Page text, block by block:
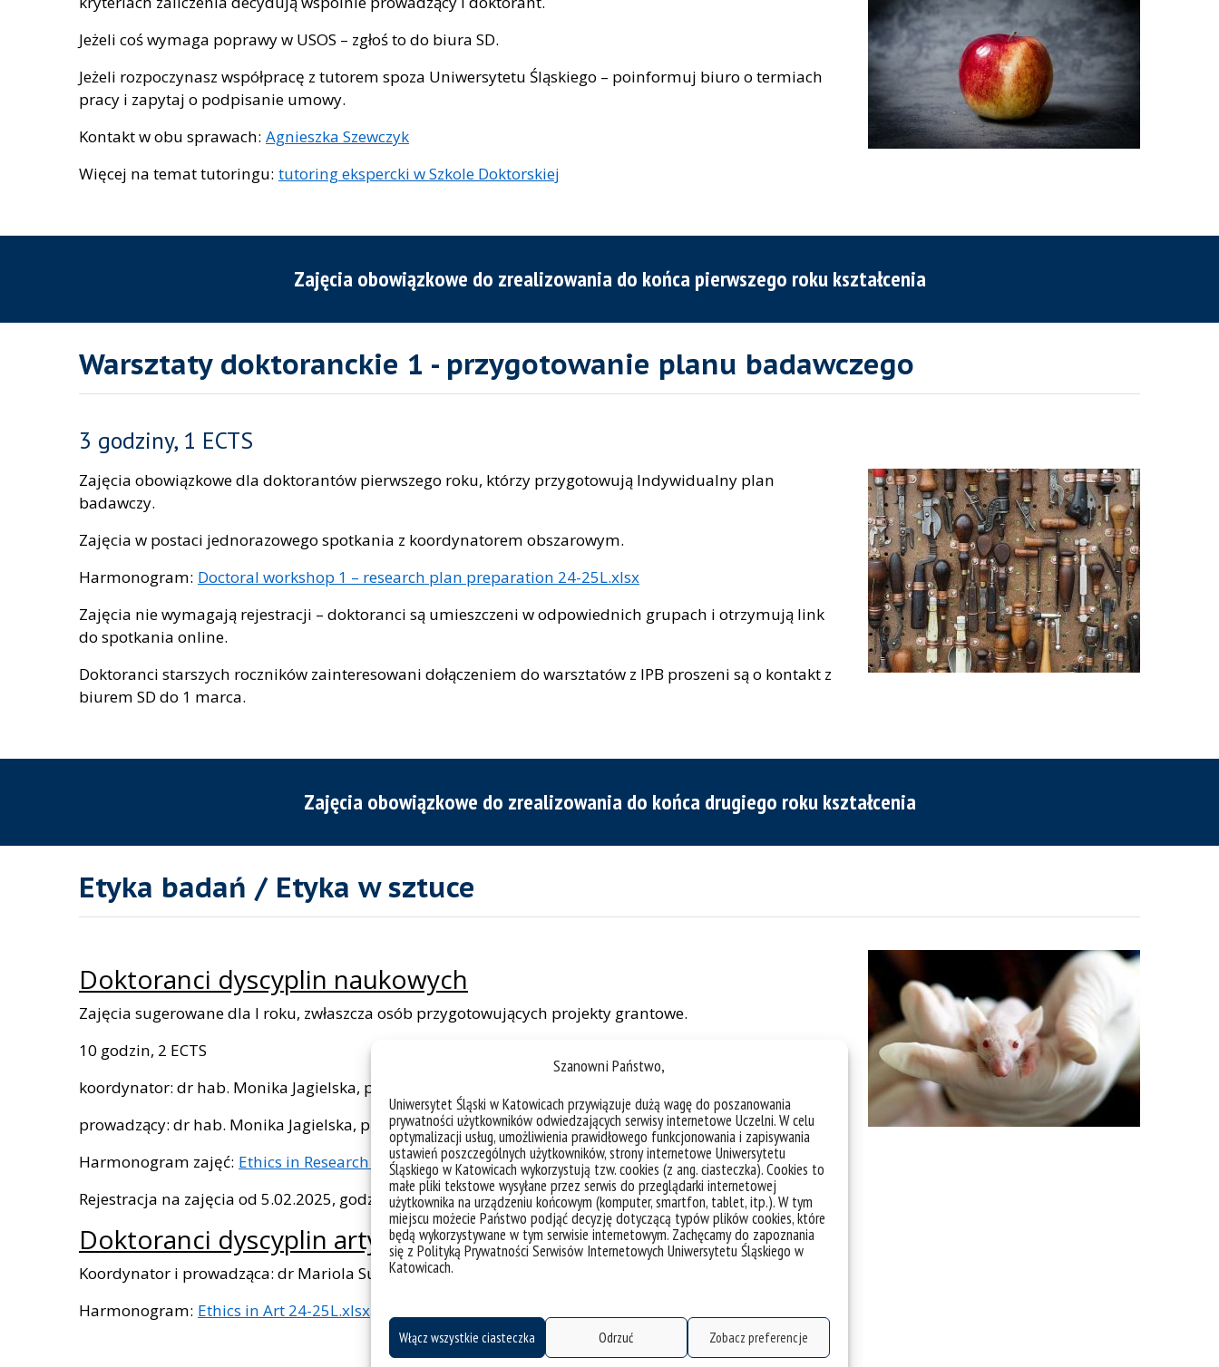
Szanowni Państwo,
Uniwersytet Śląski w Katowicach przywiązuje dużą wagę do poszanowania
prywatności użytkowników odwiedzających serwisy internetowe Uczelni. W celu
optymalizacji usług, umożliwienia prawidłowego funkcjonowania i zapisywania
ustawień poszczególnych użytkowników, strony internetowe Uniwersytetu
Śląskiego w Katowicach wykorzystują tzw. cookies (z ang. ciasteczka). Cookies to
małe pliki tekstowe wysyłane przez serwis do przeglądarki internetowej
użytkownika na urządzeniu końcowym (komputer, smartfon, tablet, itp.). W tym
miejscu możecie Państwo podjąć decyzję dotyczącą typów plików cookies, które
będą wykorzystywane w tym serwisie internetowym. Zachęcamy do zapoznania
się z Polityką Prywatności Serwisów Internetowych Uniwersytetu Śląskiego w
Katowicach.
Włącz wszystkie ciasteczka Odrzuć Zobacz preferencje
Jeżeli coś wymaga poprawy w USOS – zgłoś to do biura SD.
Jeżeli rozpoczynasz współpracę z tutorem spoza Uniwersytetu Śląskiego – poinformuj biuro o termiach
pracy i zapytaj o podpisanie umowy.
Kontakt w obu sprawach: Agnieszka Szewczyk
Więcej na temat tutoringu: tutoring ekspercki w Szkole Doktorskiej
Zajęcia obowiązkowe do zrealizowania do końca pierwszego roku kształcenia
Warsztaty doktoranckie 1 - przygotowanie planu badawczego
3 godziny, 1 ECTS
Zajęcia obowiązkowe dla doktorantów pierwszego roku, którzy przygotowują Indywidualny plan
badawczy.
Zajęcia w postaci jednorazowego spotkania z koordynatorem obszarowym.
Harmonogram: Doctoral workshop 1 – research plan preparation 24-25L.xlsx
Zajęcia nie wymagają rejestracji – doktoranci są umieszczeni w odpowiednich grupach i otrzymują link
do spotkania online.
Doktoranci starszych roczników zainteresowani dołączeniem do warsztatów z IPB proszeni są o kontakt z
biurem SD do 1 marca.
Zajęcia obowiązkowe do zrealizowania do końca drugiego roku kształcenia
Etyka badań / Etyka w sztuce
Doktoranci dyscyplin naukowych
Zajęcia sugerowane dla I roku, zwłaszcza osób przygotowujących projekty grantowe.
10 godzin, 2 ECTS
koordynator: dr hab. Monika Jagielska, prof. UŚ
prowadzący: dr hab. Monika Jagielska, prof. UŚ, dr hab. Mariusz Jagielski, prof. UŚ
Harmonogram zajęć: Ethics in Research 24-25L.xlsx
Rejestracja na zajęcia od 5.02.2025, godz. 20:00 w USOSweb
Doktoranci dyscyplin artystycznych
Koordynator i prowadząca: dr Mariola Sułkowska-Janowska, prof. UŚ
Harmonogram: Ethics in Art 24-25L.xlsx